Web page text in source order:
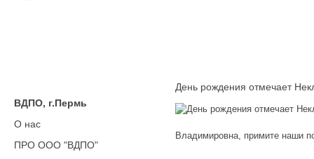
ВДПО, г.Пермь
О нас
ПРО ООО "ВДПО"
День рождения отмечает
Владимировна, примите наши